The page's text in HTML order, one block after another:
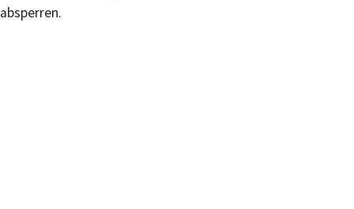
absperren.